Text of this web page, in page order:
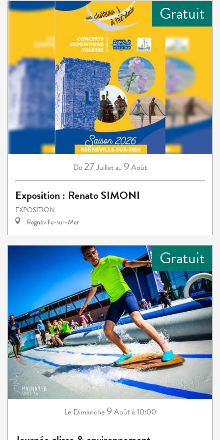
Gratuit
Du 27Juilletau9Août
Exposition : Renato SIMONI
EXPOSITION
Regnéville-sur-Mer
Gratuit
Le Dimanche9Aoûtà 10:00